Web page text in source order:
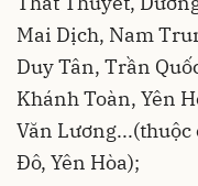
Mai Dịch, Nam
Duy Tân, Trần
Khánh Toàn, Yên
Văn Lương...(thuộc
Đô, Yên Hòa);